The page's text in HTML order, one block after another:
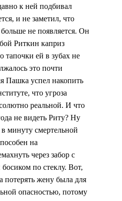
к ней подбивал
и не заметил, что
не появляется. Он
Риткин каприз
тапочки ей в зубах не
это почти
Пашка успел накопить
что угроза
реальной. И что
не видеть Риту? Ну
минуту смертельной
на
через забор с
по стеклу. Вот,
потерять жену была для
опасностью, потому